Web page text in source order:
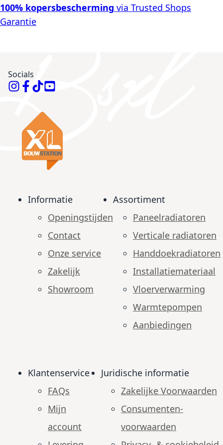
100% kopersbescherming via Trusted Shops
Garantie
Socials
Informatie
Openingstijden
Contact
Onze service
Zakelijk
Showroom
Assortiment
Paneelradiatoren
Verticale radiatoren
Handdoekradiatoren
Installatiemateriaal
Vloerverwarming
Warmtepompen
Aanbiedingen
Klantenservice
FAQs
Mijn
account
Juridische informatie
Zakelijke Voorwaarden
Consumenten­
voorwaarden